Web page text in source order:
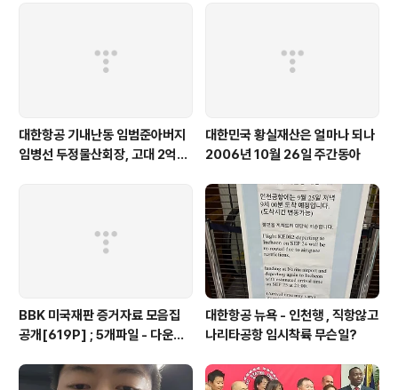
대한항공 기내난동 임범준아버지
임병선 두정물산회장, 고대 2억기
대한민국 황실재산은 얼마나 되나
2006년 10월 26일 주간동아
BBK 미국재판 증거자료 모음집
공개[619P] ; 5개파일 - 다운로
대한항공 뉴욕 - 인천행 , 직항않고
나리타공항 임시착륙 무슨일?